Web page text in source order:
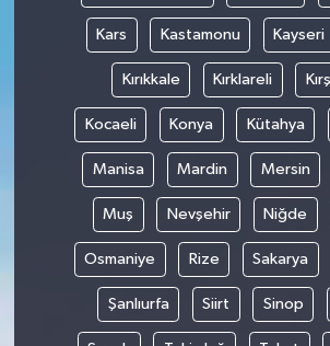
Kars Kastamonu Kayseri
Kırıkkale Kırklareli
Kocaeli Konya Kütahya
Manisa Mardin Mersin
Muş Nevşehir Niğde
Osmaniye Rize Sakarya
Şanlıurfa Siirt Sinop